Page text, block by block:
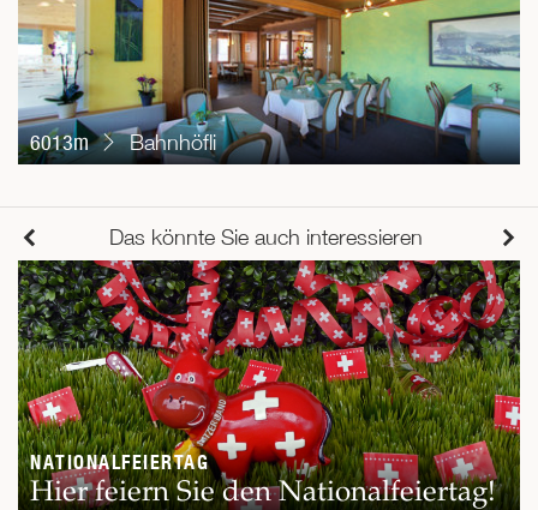
6013m Bahnhöfli
Das könnte Sie auch interessieren
NATIONALFEIERTAG
Hier feiern Sie den Nationalfeiertag!